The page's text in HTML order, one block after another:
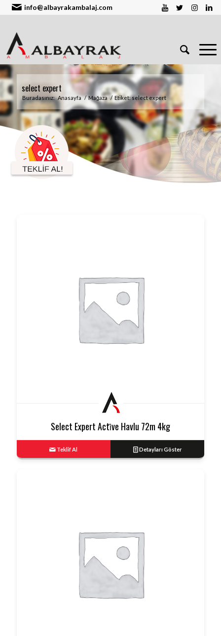
info@albayrakambalaj.com
select expert
Buradasınız: Anasayfa / Mağaza / Etiket: select expert
Select Expert Acti̇ve Havlu 72m 4kg
Teklif Al Detayları Göster